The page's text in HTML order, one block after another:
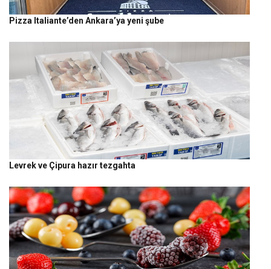
Pizza Italiante’den Ankara’ya yeni şube
Levrek ve Çipura hazır tezgahta